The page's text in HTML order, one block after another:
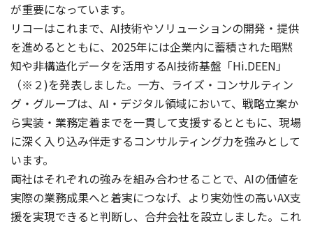
が重要になっています。
リコーはこれまで、AI技術やソリューションの開発・提供
を進めるとともに、2025年には企業内に蓄積された暗黙
知や非構造化データを活用するAI技術基盤「Hi.DEEN」
（※２)を発表しました。一方、ライズ・コンサルティン
グ・グループは、AI・デジタル領域において、戦略立案か
ら実装・業務定着までを一貫して支援するとともに、現場
に深く入り込み伴走するコンサルティング力を強みとして
います。
両社はそれぞれの強みを組み合わせることで、AIの価値を
実際の業務成果へと着実につなげ、より実効性の高いAX支
援を実現できると判断し、合弁会社を設立しました。これ